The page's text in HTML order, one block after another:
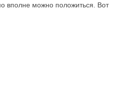
вполне можно положиться. Вот